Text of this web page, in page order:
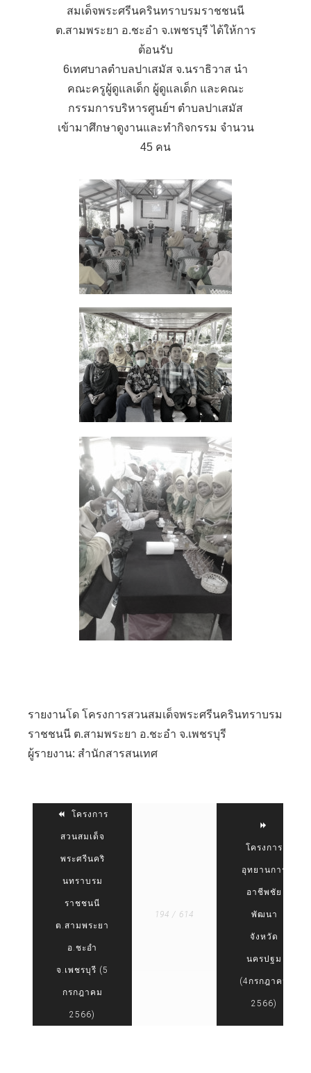
สมเด็จพระศรีนครินทราบรมราชชนนี
ต.สามพระยา อ.ชะอำ จ.เพชรบุรี ได้ให้การ
ต้อนรับ
6เทศบาลตำบลปาเสมัส จ.นราธิวาส นำ
คณะครูผู้ดูแลเด็ก ผู้ดูแลเด็ก และคณะ
กรรมการบริหารศูนย์ฯ ตำบลปาเสมัส
เข้ามาศึกษาดูงานและทำกิจกรรม จำนวน
45 คน
รายงานโด โครงการสวนสมเด็จพระศรีนครินทราบรม
ราชชนนี ต.สามพระยา อ.ชะอำ จ.เพชรบุรี
ผู้รายงาน: สำนักสารสนเทศ
โครงการ
สวนสมเด็จ
พระศรีนคริ
นทราบรม
ราชชนนี
ต.สามพระยา
อ.ชะอำ
จ.เพชรบุรี (5
กรกฎาคม
2566)
194 / 614
โครงการ
อุทยานการ
อาชีพชัย
พัฒนา
จังหวัด
นครปฐม
(4กรกฎาคม
2566)